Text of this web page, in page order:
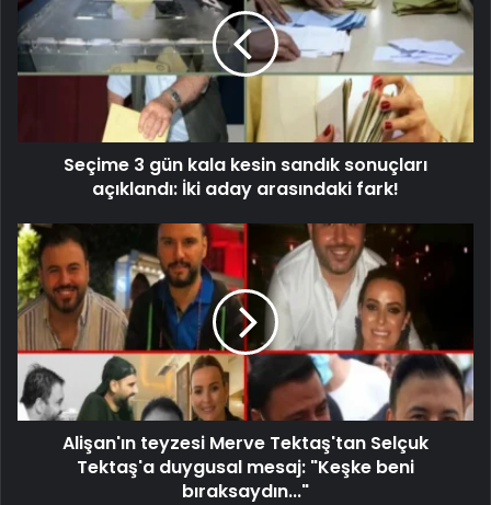
Seçime 3 gün kala kesin sandık sonuçları
açıklandı: İki aday arasındaki fark!
Alişan'ın teyzesi Merve Tektaş'tan Selçuk
Tektaş'a duygusal mesaj: "Keşke beni
bıraksaydın..."